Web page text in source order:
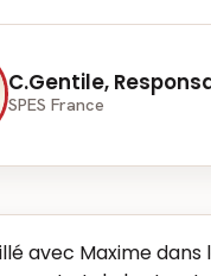
C.Gentile,
SPES France
avec Maxime dans